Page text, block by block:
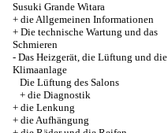
Susuki Grande Witara
+ die Allgemeinen Informationen
+ Die technische Wartung und das
Schmieren
- Das Heizgerät, die Lüftung und die
Klimaanlage
Die Lüftung des Salons
+ die Diagnostik
+ die Lenkung
+ die Aufhängung